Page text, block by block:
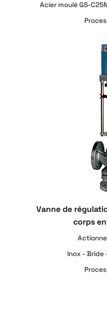
Acier moulé GS-
Vanne de
corps
Inox - Bride